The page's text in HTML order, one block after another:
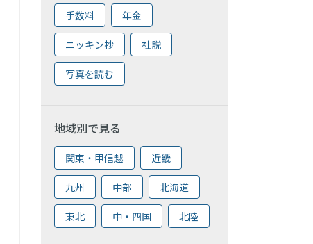
手数料 年金
ニッキン抄 社説
写真を読む
地域別で見る
関東・甲信越 近畿
九州 中部 北海道
東北 中・四国 北陸